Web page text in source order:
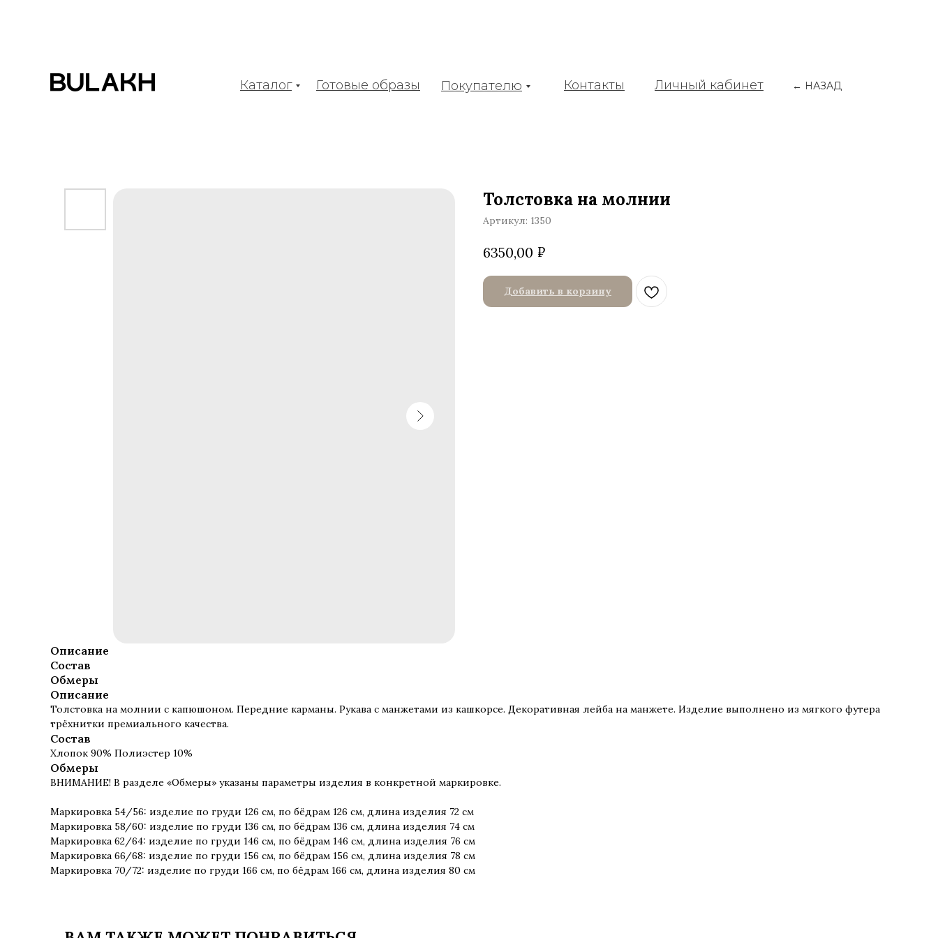
Каталог Готовые образы Контакты Личный кабинет
Покупателю ← НАЗАД
Толстовка на молнии
Артикул: 1350
6350,00 ₽
Добавить в корзину
Описание
Состав
Обмеры
Описание
Толстовка на молнии с капюшоном. Передние карманы. Рукава с манжетами из кашкорсе. Декоративная лейба на манжете. Изделие выполнено из мягкого футера
трёхнитки премиального качества.
Состав
Хлопок 90% Полиэстер 10%
Обмеры
ВНИМАНИЕ! В разделе «Обмеры» указаны параметры изделия в конкретной маркировке.
Маркировка 54/56: изделие по груди 126 см, по бёдрам 126 см, длина изделия 72 см
Маркировка 58/60: изделие по груди 136 см, по бёдрам 136 см, длина изделия 74 см
Маркировка 62/64: изделие по груди 146 см, по бёдрам 146 см, длина изделия 76 см
Маркировка 66/68: изделие по груди 156 см, по бёдрам 156 см, длина изделия 78 см
Маркировка 70/72: изделие по груди 166 см, по бёдрам 166 см, длина изделия 80 см